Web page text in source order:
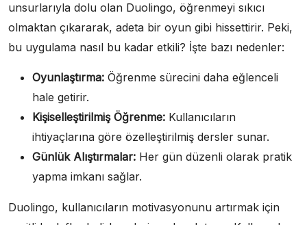
unsurlarıyla dolu olan Duolingo, öğrenmeyi sıkıcı
olmaktan çıkararak, adeta bir oyun gibi hissettirir. Peki,
bu uygulama nasıl bu kadar etkili? İşte bazı nedenler:
Oyunlaştırma: Öğrenme sürecini daha eğlenceli
hale getirir.
Kişiselleştirilmiş Öğrenme: Kullanıcıların
ihtiyaçlarına göre özelleştirilmiş dersler sunar.
Günlük Alıştırmalar: Her gün düzenli olarak pratik
yapma imkanı sağlar.
Duolingo, kullanıcıların motivasyonunu artırmak için